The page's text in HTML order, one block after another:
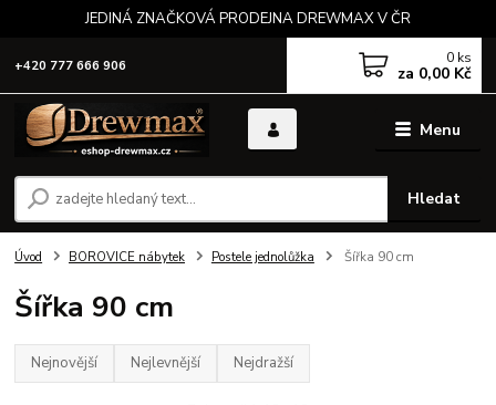
JEDINÁ ZNAČKOVÁ PRODEJNA DREWMAX V ČR
Menu
Hledat
+420 777 666 906 0 ks
za 0,00 Kč
Úvod BOROVICE nábytek Postele jednolůžka Šířka 90 cm
Šířka 90 cm
Nejnovější Nejlevnější Nejdražší